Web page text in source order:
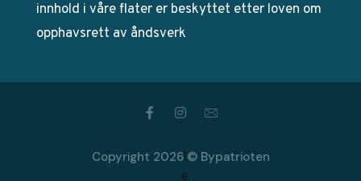
innhold i våre flater er beskyttet etter loven om
opphavsrett av åndsverk
Copyright 2026 © Bypatrioten